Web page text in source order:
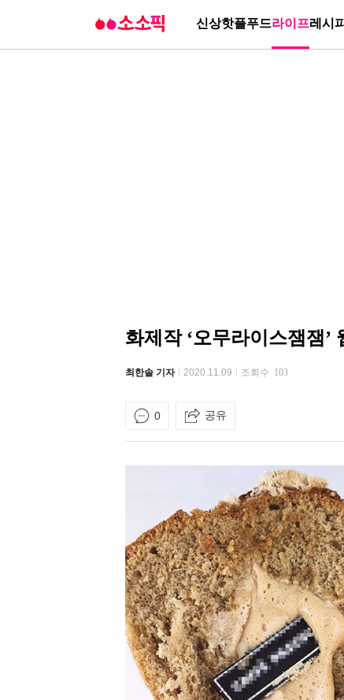
신상핫플푸드라이프레시피
화제작 ‘오무라이스잼잼
최한솔 기자 2020.11.09 조회수 103
0 공유